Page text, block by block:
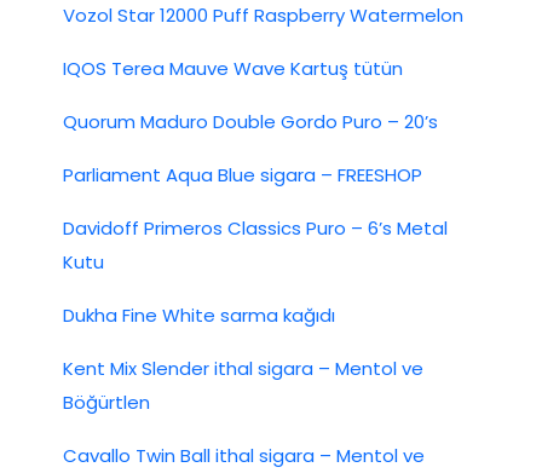
Vozol Star 12000 Puff Raspberry Watermelon
IQOS Terea Mauve Wave Kartuş tütün
Quorum Maduro Double Gordo Puro – 20’s
Parliament Aqua Blue sigara – FREESHOP
Davidoff Primeros Classics Puro – 6’s Metal
Kutu
Dukha Fine White sarma kağıdı
Kent Mix Slender ithal sigara – Mentol ve
Böğürtlen
Cavallo Twin Ball ithal sigara – Mentol ve